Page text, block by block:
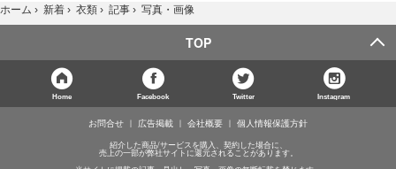
ホーム › 新着 › 衣類 › 記事 › 写真・画像
TOP
Home Facebook Twitter Instagram
お問合せ 広告掲載 会社概要 個人情報保護方針
紹介した商品/サービスを購入、契約した場合に、
売上の一部が弊社サイトに還元されることがあります。